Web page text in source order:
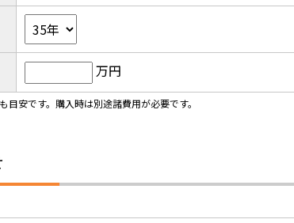
万円
安です。購入時は別途諸費用が必要です。